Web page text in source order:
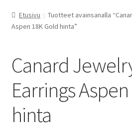
Parhaat tarjoukset
Etusivu
Tuotteet avainsanalla
Aspen 18K Gold hinta”
Canard
Earrings
hinta